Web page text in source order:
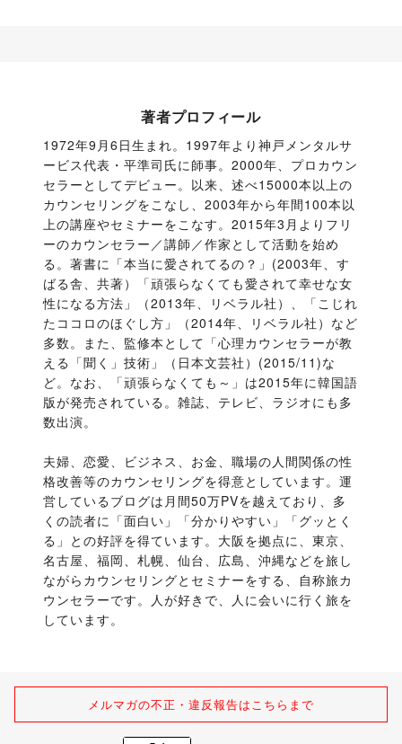
著者プロフィール
1972年9月6日生まれ。1997年より神戸メンタルサ
ービス代表・平準司氏に師事。2000年、プロカウン
セラーとしてデビュー。以来、述べ15000本以上の
カウンセリングをこなし、2003年から年間100本以
上の講座やセミナーをこなす。2015年3月よりフリ
ーのカウンセラー／講師／作家として活動を始め
る。著書に「本当に愛されてるの？」(2003年、す
ばる舎、共著）「頑張らなくても愛されて幸せな女
性になる方法」（2013年、リベラル社）、「こじれ
たココロのほぐし方」（2014年、リベラル社）など
多数。また、監修本として「心理カウンセラーが教
える「聞く」技術」（日本文芸社）(2015/11)な
ど。なお、「頑張らなくても～」は2015年に韓国語
版が発売されている。雑誌、テレビ、ラジオにも多
数出演。
夫婦、恋愛、ビジネス、お金、職場の人間関係の性
格改善等のカウンセリングを得意としています。運
営しているブログは月間50万PVを越えており、多
くの読者に「面白い」「分かりやすい」「グッとく
る」との好評を得ています。大阪を拠点に、東京、
名古屋、福岡、札幌、仙台、広島、沖縄などを旅し
ながらカウンセリングとセミナーをする、自称旅カ
ウンセラーです。人が好きで、人に会いに行く旅を
しています。
メルマガの不正・違反報告はこちらまで